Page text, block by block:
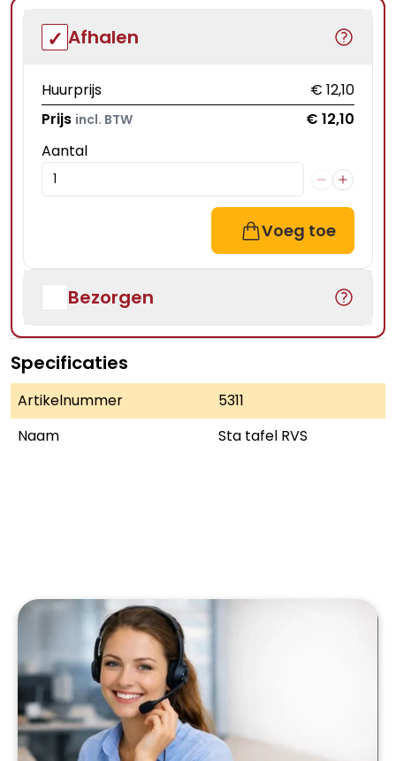
Afhalen
Huurprijs
€ 12,10
Prijs incl. BTW
€ 12,10
Aantal
Voeg toe
Bezorgen
Specificaties
Artikelnummer
5311
Naam
Sta tafel RVS